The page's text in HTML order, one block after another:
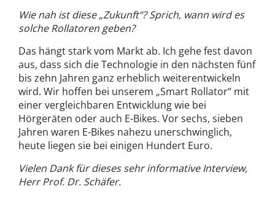
Wie nah ist diese „Zukunft“? Sprich, wann wird es
solche Rollatoren geben?
Das hängt stark vom Markt ab. Ich gehe fest davon
aus, dass sich die Technologie in den nächsten fünf
bis zehn Jahren ganz erheblich weiterentwickeln
wird. Wir hoffen bei unserem „Smart Rollator“ mit
einer vergleichbaren Entwicklung wie bei
Hörgeräten oder auch E-Bikes. Vor sechs, sieben
Jahren waren E-Bikes nahezu unerschwinglich,
heute liegen sie bei einigen Hundert Euro.
Vielen Dank für dieses sehr informative Interview,
Herr Prof. Dr. Schäfer.